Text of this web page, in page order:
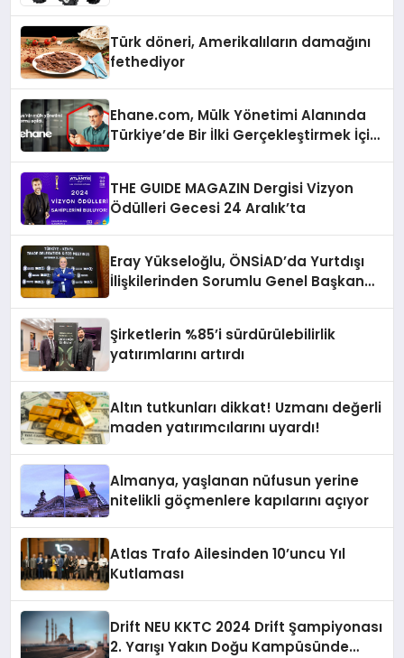
Türk döneri, Amerikalıların damağını
fethediyor
Ehane.com, Mülk Yönetimi Alanında
Türkiye’de Bir İlki Gerçekleştirmek İçin
THE GUIDE MAGAZIN Dergisi Vizyon
Ödülleri Gecesi 24 Aralık’ta
Eray Yükseloğlu, ÖNSİAD’da Yurtdışı
İlişkilerinden Sorumlu Genel Başkan
Şirketlerin %85’i sürdürülebilirlik
yatırımlarını artırdı
Altın tutkunları dikkat! Uzmanı değerli
maden yatırımcılarını uyardı!
Almanya, yaşlanan nüfusun yerine
nitelikli göçmenlere kapılarını açıyor
Atlas Trafo Ailesinden 10’uncu Yıl
Kutlaması
Drift NEU KKTC 2024 Drift Şampiyonası
2. Yarışı Yakın Doğu Kampüsünde